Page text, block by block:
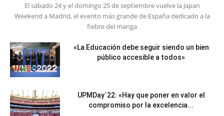
El sábado 24 y el domingo 25 de septiembre vuelve la Japan
Weekend a Madrid, el evento más grande de España dedicado a la
fiebre del manga
«La Educación debe seguir siendo un bien
público accesible a todos»
UPMDay´22: «Hay que poner en valor el
compromiso por la excelencia...